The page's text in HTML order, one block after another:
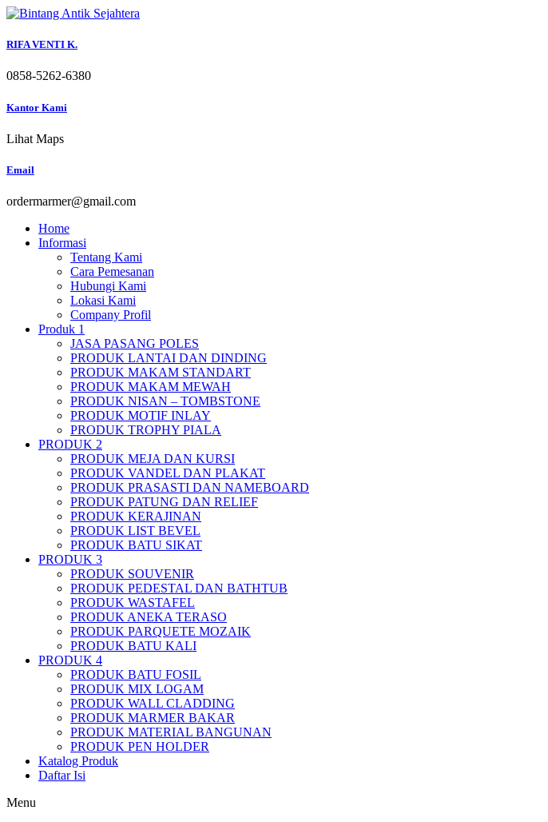
Skip
content
RIFA VENTI K.
0858-5262-6380
Kantor Kami
Lihat Maps
Email
ordermarmer@gmail.com
Home
Informasi
Tentang Kami
Cara Pemesanan
Hubungi Kami
Lokasi Kami
Company Profil
Produk 1
JASA PASANG POLES
PRODUK LANTAI DAN DINDING
PRODUK MAKAM STANDART
PRODUK MAKAM MEWAH
PRODUK NISAN – TOMBSTONE
PRODUK MOTIF INLAY
PRODUK TROPHY PIALA
PRODUK 2
PRODUK MEJA DAN KURSI
PRODUK VANDEL DAN PLAKAT
PRODUK PRASASTI DAN NAMEBOARD
PRODUK PATUNG DAN RELIEF
PRODUK KERAJINAN
PRODUK LIST BEVEL
PRODUK BATU SIKAT
PRODUK 3
PRODUK SOUVENIR
PRODUK PEDESTAL DAN BATHTUB
PRODUK WASTAFEL
PRODUK ANEKA TERASO
PRODUK PARQUETE MOZAIK
PRODUK BATU KALI
PRODUK 4
PRODUK BATU FOSIL
PRODUK MIX LOGAM
PRODUK WALL CLADDING
PRODUK MARMER BAKAR
PRODUK MATERIAL BANGUNAN
PRODUK PEN HOLDER
Katalog Produk
Daftar Isi
Menu